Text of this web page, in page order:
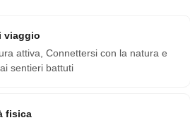
Ecolodge e unisciti a noi per
viaggio
attiva, Connettersi con la natura e
sentieri battuti
fisica